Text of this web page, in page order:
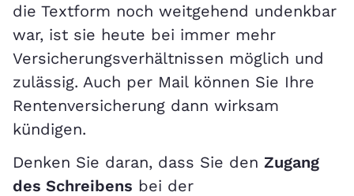
die Textform noch weitgehend undenkbar
war, ist sie heute bei immer mehr
Versicherungsverhältnissen möglich und
zulässig. Auch per Mail können Sie Ihre
Rentenversicherung dann wirksam
kündigen.
Denken Sie daran, dass Sie den Zugang
des Schreibens bei der